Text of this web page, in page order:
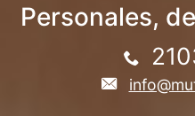
Personales,